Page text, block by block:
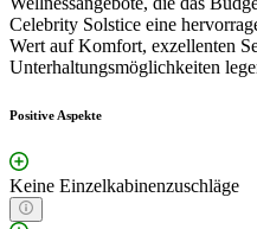
Celebrity Solstice eine
Wert auf Komfort, exzellenten
Unterhaltungsmöglichkeiten
Positive Aspekte
Keine Einzelkabinenzuschläge